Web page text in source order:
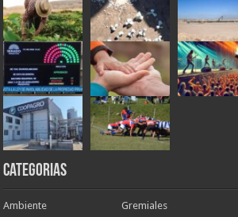
Categorias
Ambiente Gremiales